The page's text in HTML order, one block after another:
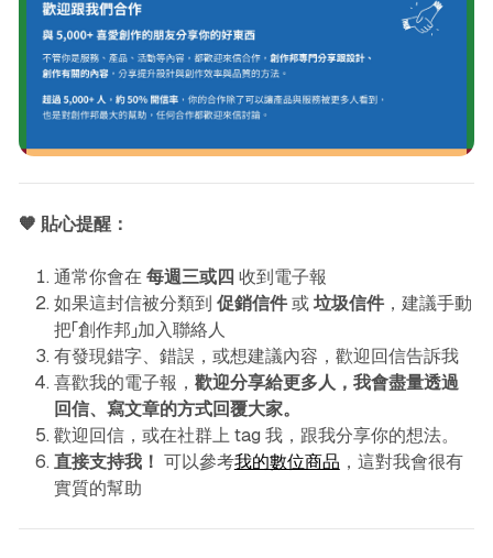
🧡 貼心提醒：
通常你會在 每週三或四 收到電子報
如果這封信被分類到 促銷信件或 垃圾信件，建議手動
把「創作邦」加入聯絡人
有發現錯字、錯誤，或想建議內容，歡迎回信告訴我
喜歡我的電子報， 歡迎分享給更多人，我會盡量透過
回信、寫文章的方式回覆大家。
歡迎回信，或在社群上 tag 我，跟我分享你的想法。
直接支持我！ 可以參考我的數位商品 ，這對我會很有
實質的幫助